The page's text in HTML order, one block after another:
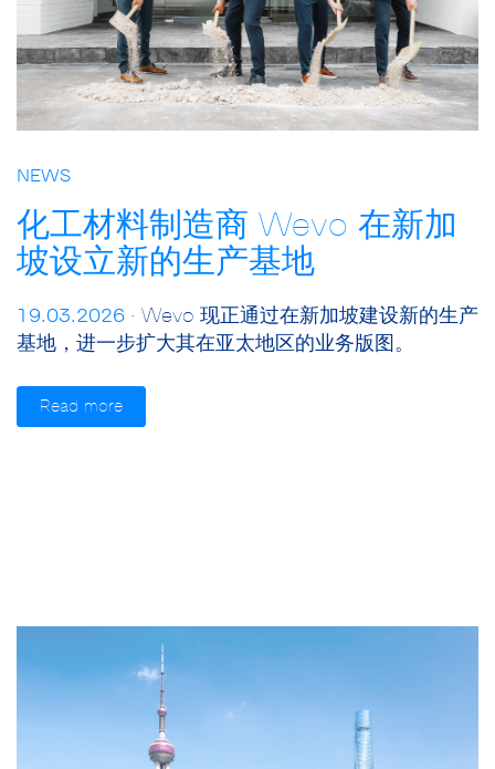
NEWS
化工材料制造商 Wevo 在新加
坡设立新的生产基地
19.03.2026 · Wevo 现正通过在新加坡建设新的生产
基地，进一步扩大其在亚太地区的业务版图。
Read more